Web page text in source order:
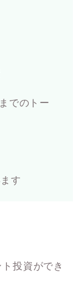
でのトー
す
投資ができ